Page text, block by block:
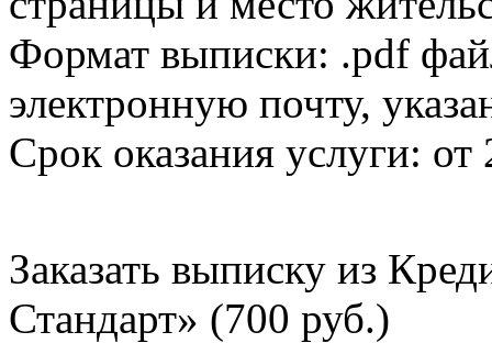
Формат выписки: .pdf
электронную почту,
Срок оказания услуги: от
Заказать выписку из
Стандарт» (700 руб.)